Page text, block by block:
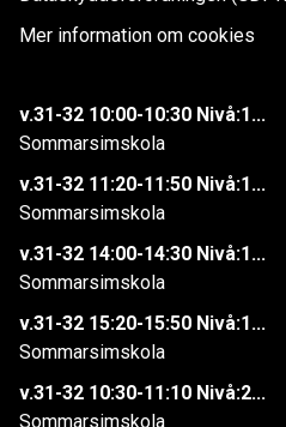
Mer information om cookies
v.31-32 10:00-10:30 Nivå:1...
Sommarsimskola
v.31-32 11:20-11:50 Nivå:1...
Sommarsimskola
v.31-32 14:00-14:30 Nivå:1...
Sommarsimskola
v.31-32 15:20-15:50 Nivå:1...
Sommarsimskola
v.31-32 10:30-11:10 Nivå:2...
Sommarsimskola